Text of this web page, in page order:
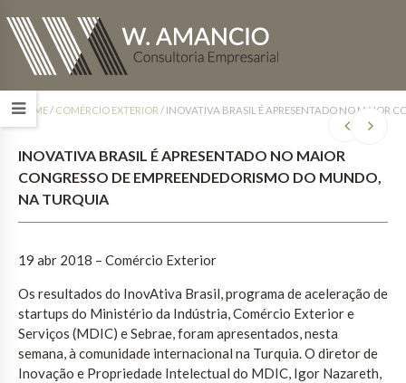
HOME/ COMÉRCIO EXTERIOR / INOVATIVA BRASIL É APRESENTADO NO MAIOR
INOVATIVA BRASIL É APRESENTADO NO MAIOR
CONGRESSO DE EMPREENDEDORISMO DO MUNDO,
NA TURQUIA
19 abr 2018 – Comércio Exterior
Os resultados do InovAtiva Brasil, programa de aceleração de
startups do Ministério da Indústria, Comércio Exterior e
Serviços (MDIC) e Sebrae, foram apresentados, nesta
semana, à comunidade internacional na Turquia. O diretor de
Inovação e Propriedade Intelectual do MDIC, Igor Nazareth,